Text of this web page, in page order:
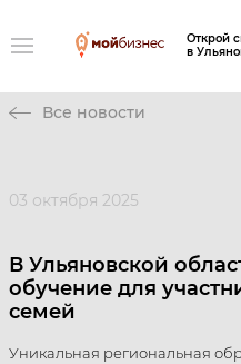
Открой
в
Все новости
03 октября 2025
В Ульяновской
обучение для
семей
Уникальная региональная